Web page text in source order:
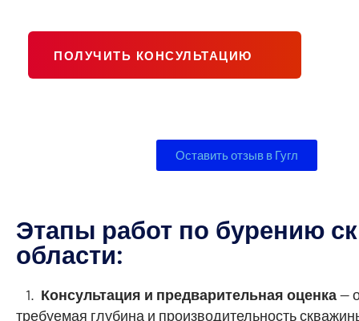
ПОЛУЧИТЬ КОНСУЛЬТАЦИЮ
Оставить отзыв в Гугл
Этапы работ по бурению
области:
1. Консультация и предварительная оценка—
требуемая глубина и производительность